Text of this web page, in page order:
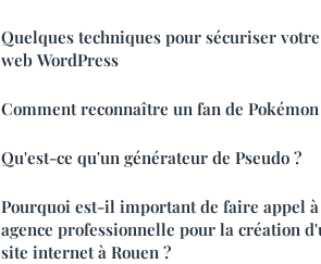
Quelques techniques pour sécuriser
web WordPress
Comment reconnaître un fan de Pokémon
Qu'est-ce qu'un générateur de Pseudo ?
Pourquoi est-il important de faire appel à
agence professionnelle pour la création
site internet à Rouen ?